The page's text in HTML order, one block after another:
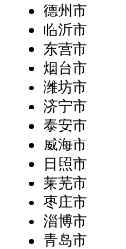
德州市
临沂市
东营市
烟台市
潍坊市
济宁市
泰安市
威海市
日照市
莱芜市
枣庄市
淄博市
青岛市